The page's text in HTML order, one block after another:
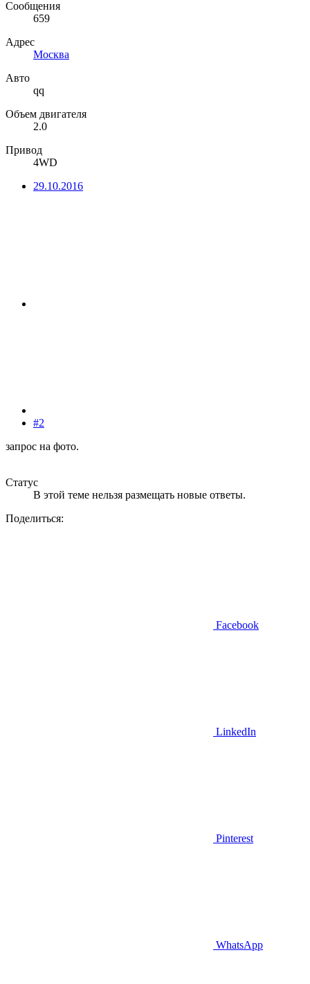
Сообщения
659
Адрес
Москва
Авто
qq
Объем двигателя
2.0
Привод
4WD
29.10.2016
#2
запрос на фото.
Статус
В этой теме нельзя размещать новые ответы.
Поделиться:
Facebook
LinkedIn
Pinterest
WhatsApp